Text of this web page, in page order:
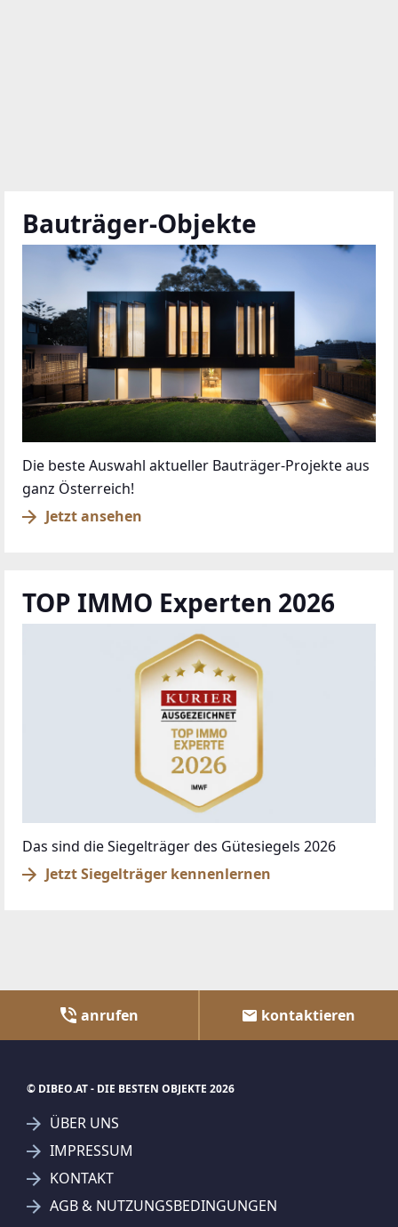
Bauträger-Objekte
Die beste Auswahl aktueller Bauträger-Projekte aus
ganz Österreich!
Jetzt ansehen
TOP IMMO Experten 2026
Das sind die Siegelträger des Gütesiegels 2026
Jetzt Siegelträger kennenlernen
anrufen kontaktieren
© DIBEO.AT - DIE BESTEN OBJEKTE 2026
ÜBER UNS
IMPRESSUM
KONTAKT
AGB & NUTZUNGSBEDINGUNGEN